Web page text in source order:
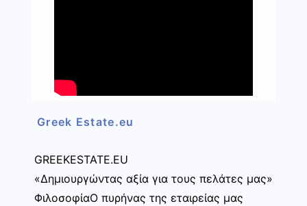
Greek Estate.eu
GREEKESTATE.EU
«Δημιουργώντας αξία για τους πελάτες μας»
ΦιλοσοφίαΟ πυρήνας της εταιρείας μας